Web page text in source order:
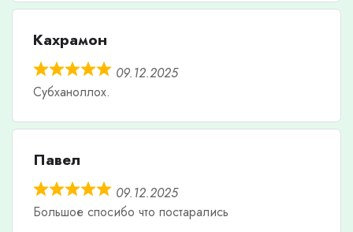
Кахрамон
09.12.2025
Субханоллох.
Павел
09.12.2025
Большое спосибо что постарались